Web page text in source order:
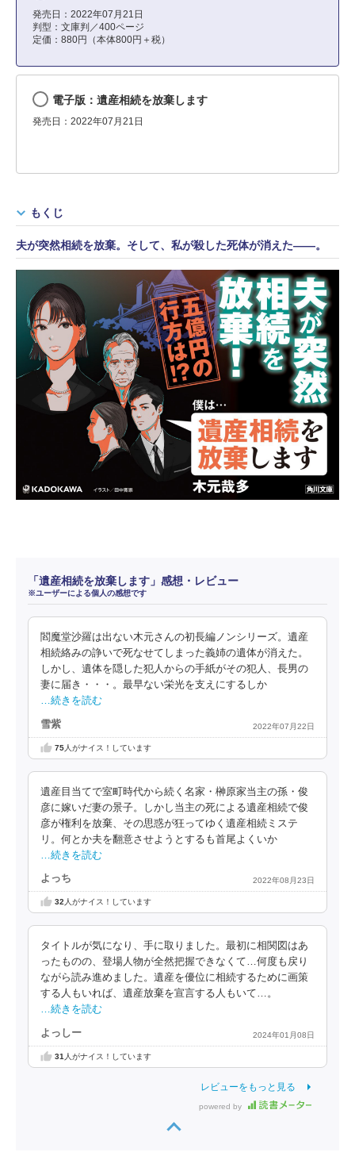
発売日：2022年07月21日
判型：文庫判／400ページ
定価：880円（本体800円＋税）
電子版：遺産相続を放棄します
発売日：2022年07月21日
もくじ
夫が突然相続を放棄。そして、私が殺した死体が消えた――。
「遺産相続を放棄します」感想・レビュー
※ユーザーによる個人の感想です
閻魔堂沙羅は出ない木元さんの初長編ノンシリーズ。遺産
相続絡みの諍いで死なせてしまった義姉の遺体が消えた。
しかし、遺体を隠した犯人からの手紙がその犯人、長男の
妻に届き・・・。最早ない栄光を支えにするしか
…続きを読む
雪紫 2022年07月22日
75人がナイス！しています
遺産目当てで室町時代から続く名家・榊原家当主の孫・俊
彦に嫁いだ妻の景子。しかし当主の死による遺産相続で俊
彦が権利を放棄、その思惑が狂ってゆく遺産相続ミステ
リ。何とか夫を翻意させようとするも首尾よくいか
…続きを読む
よっち 2022年08月23日
32 人がナイス！しています
タイトルが気になり、手に取りました。最初に相関図はあ
ったものの、登場人物が全然把握できなくて…何度も戻り
ながら読み進めました。遺産を優位に相続するために画策
する人もいれば、遺産放棄を宣言する人もいて…。
…続きを読む
よっしー 2024年01月08日
31 人がナイス！しています
レビューをもっと見る
powered by